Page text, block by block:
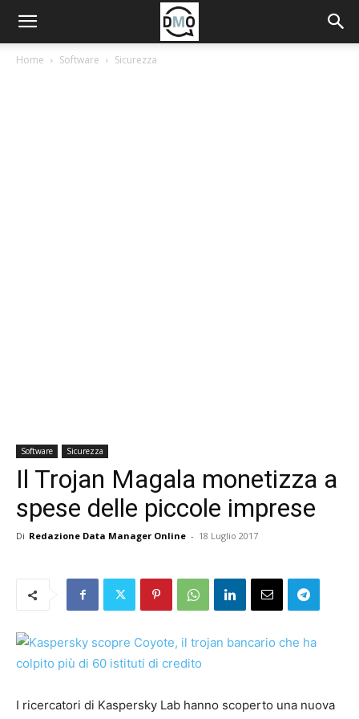
Home Software Sicurezza
Software Sicurezza
Il Trojan Magala monetizza a
spese delle piccole imprese
Di Redazione Data Manager Online - 18 Luglio 2017
I ricercatori di Kaspersky Lab hanno scoperto una nuova